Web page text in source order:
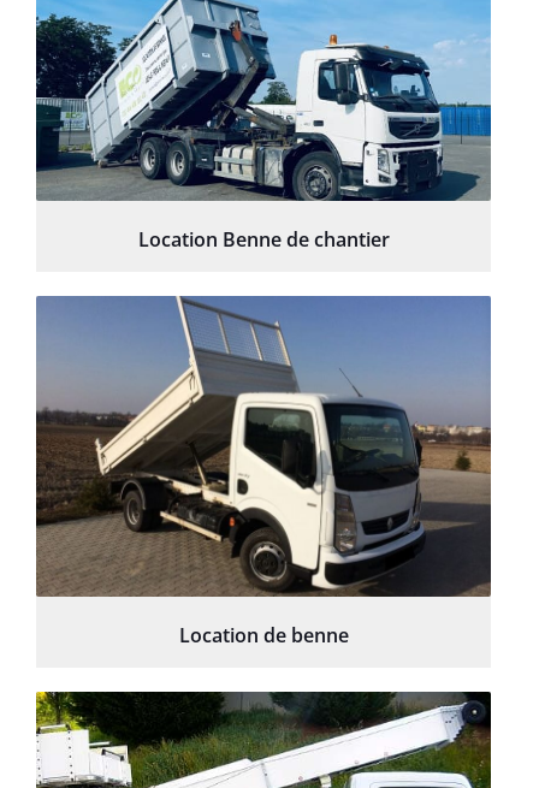
Location Benne de chantier
Location de benne